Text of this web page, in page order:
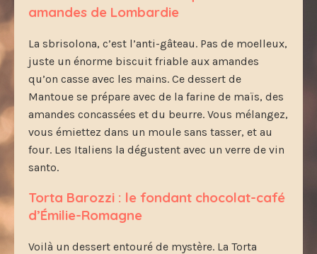
amandes de Lombardie
La sbrisolona, c’est l’anti-gâteau. Pas de moelleux,
juste un énorme biscuit friable aux amandes
qu’on casse avec les mains. Ce dessert de
Mantoue se prépare avec de la farine de maïs, des
amandes concassées et du beurre. Vous mélangez,
vous émiettez dans un moule sans tasser, et au
four. Les Italiens la dégustent avec un verre de vin
santo.
Torta Barozzi : le fondant chocolat-café
d’Émilie-Romagne
Voilà un dessert entouré de mystère. La Torta